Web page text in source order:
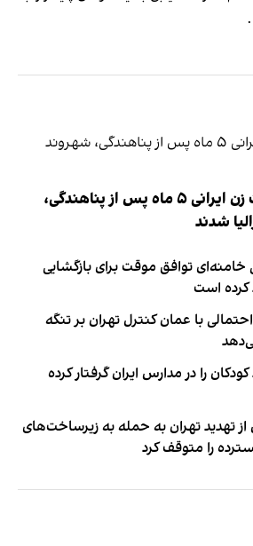
دو فوتبالیست زن ایرانی ۵ ماه پس از پناهندگی،
شدند
توافق موقت برای بازگشایی
کرده است
با عمان کنترل تهران بر تنگه
را در مدارس ایران گرفتار کرده
تهدید تهران به حمله به زیرساخت‌های
را متوقف کرد